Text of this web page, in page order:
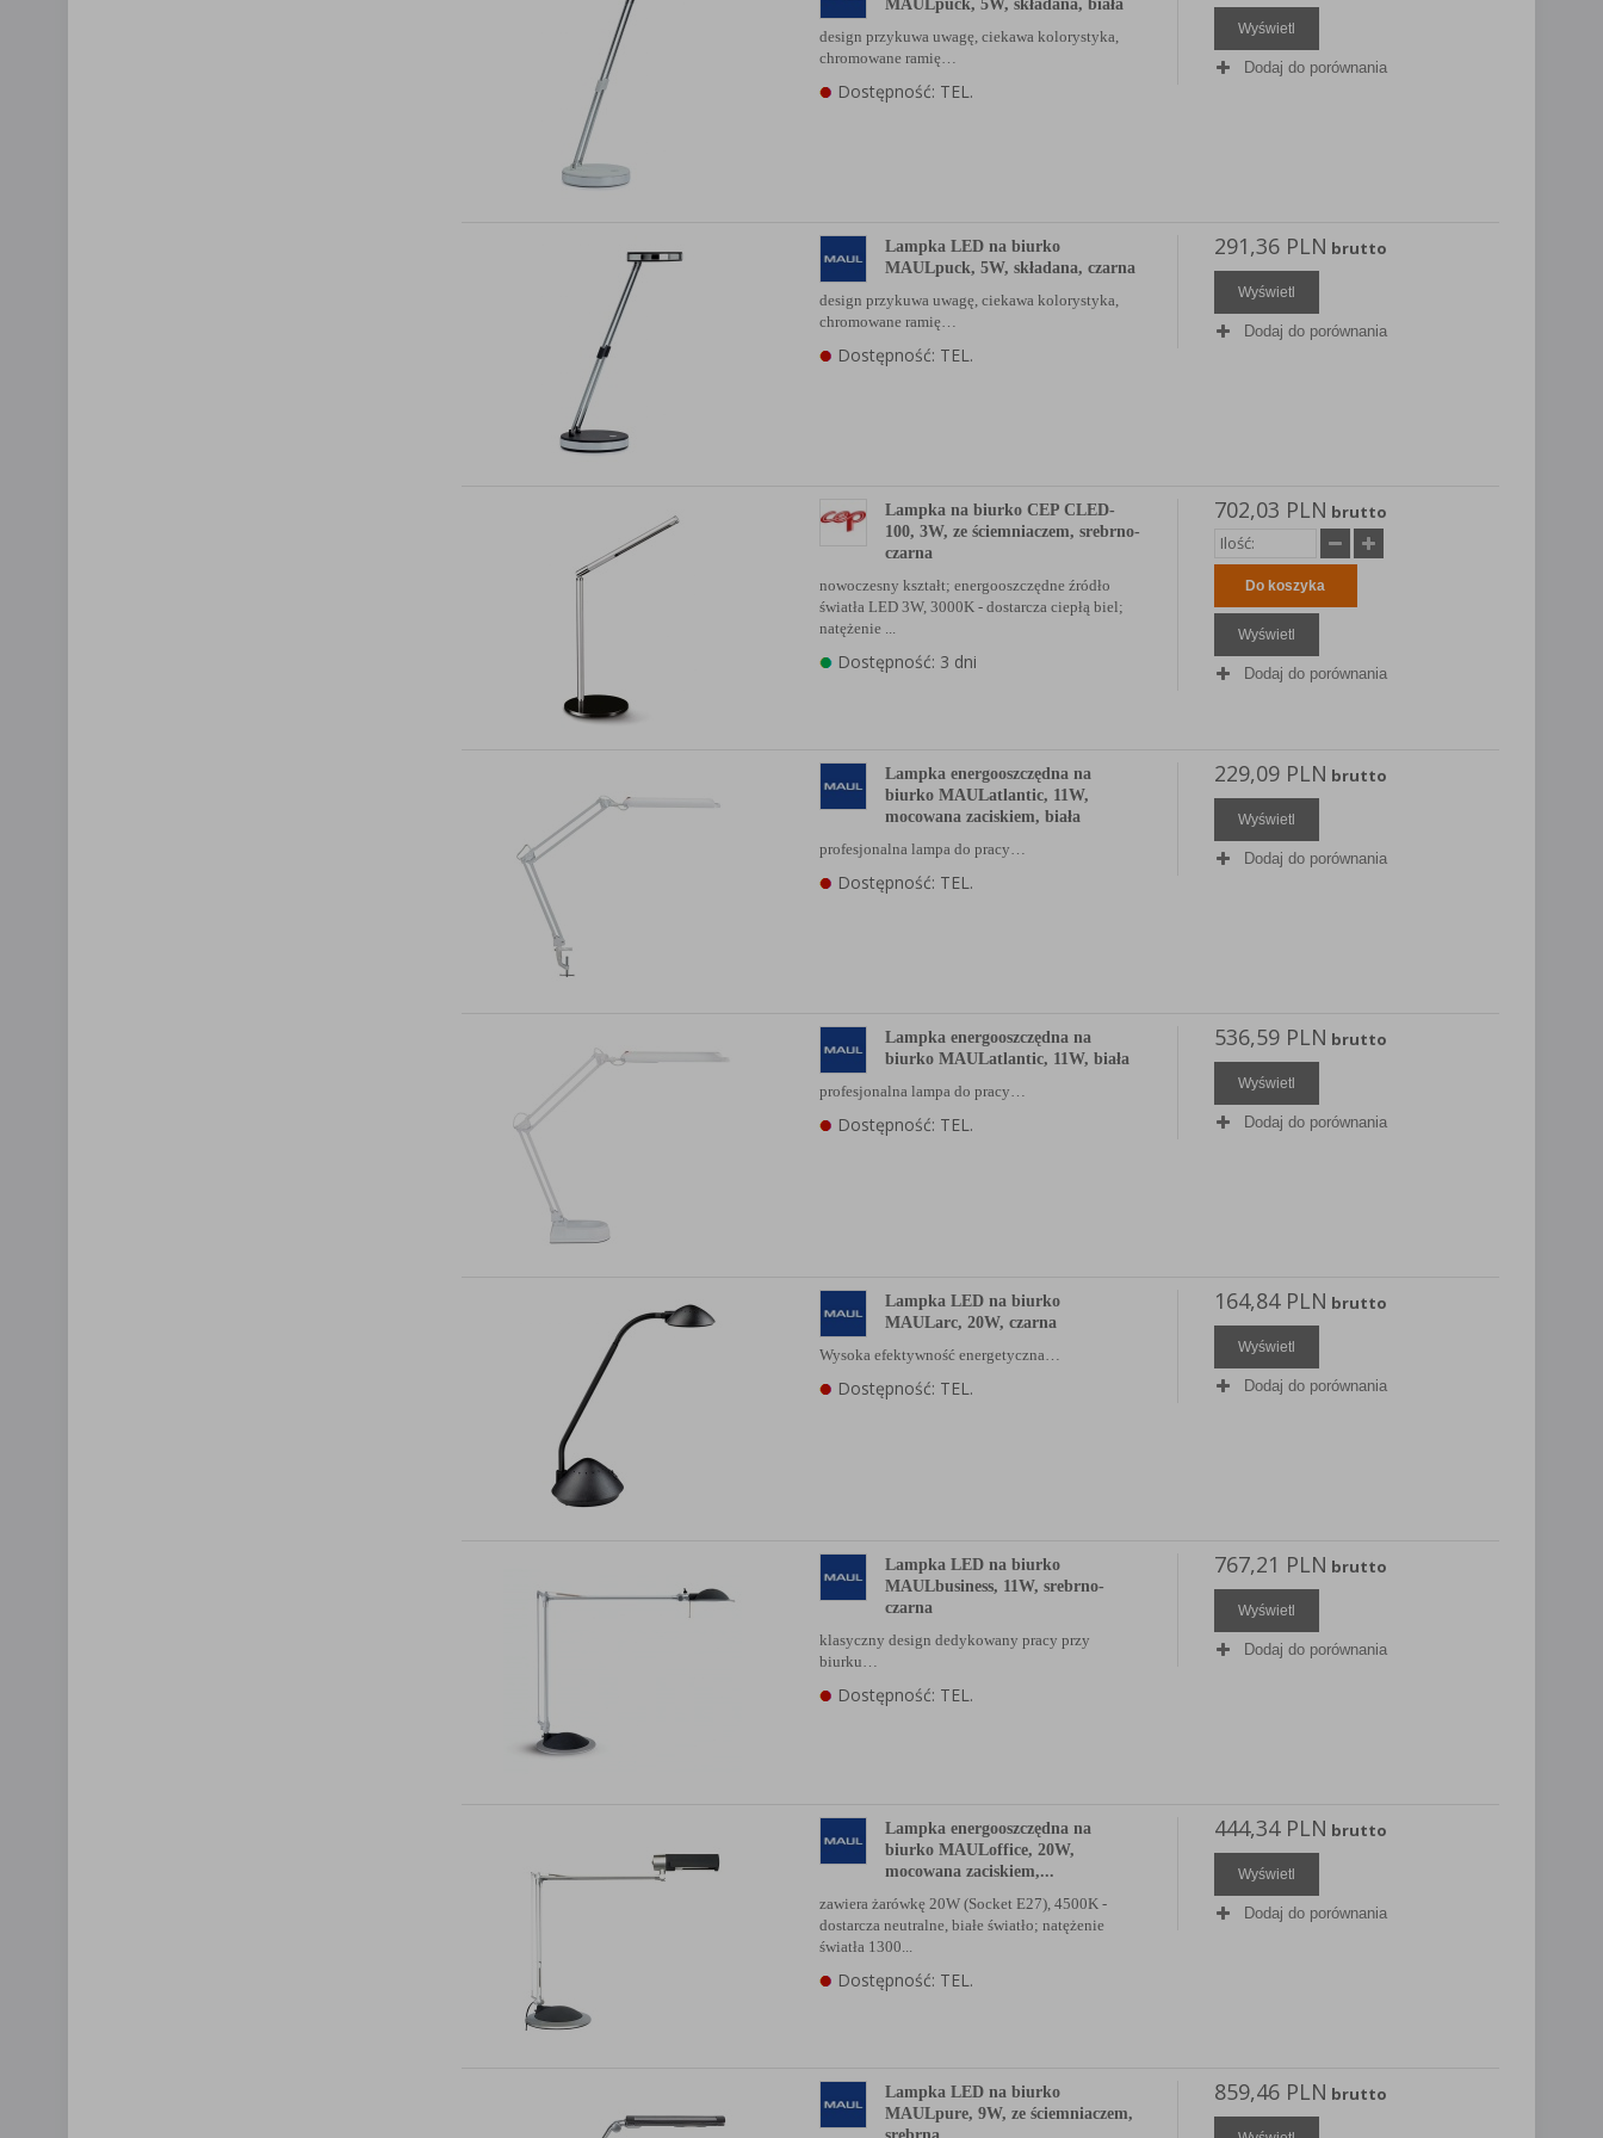
design przykuwa uwagę, ciekawa kolorystyka,
chromowane ramię…
Dostępność: TEL.
Wyświetl
Dodaj do porównania
Lampka LED na biurko
MAULpuck, 5W, składana, czarna
design przykuwa uwagę, ciekawa kolorystyka,
chromowane ramię…
Dostępność: TEL.
291,36 PLN brutto
Wyświetl
Dodaj do porównania
Lampka na biurko CEP CLED-
100, 3W, ze ściemniaczem, srebrno-
czarna
nowoczesny kształt; energooszczędne źródło
światła LED 3W, 3000K - dostarcza ciepłą biel;
natężenie ...
Dostępność: 3 dni
702,03 PLN brutto
Do koszyka
Wyświetl
Dodaj do porównania
Lampka energooszczędna na
biurko MAULatlantic, 11W,
mocowana zaciskiem, biała
profesjonalna lampa do pracy…
Dostępność: TEL.
229,09 PLN brutto
Wyświetl
Dodaj do porównania
Lampka energooszczędna na
biurko MAULatlantic, 11W, biała
profesjonalna lampa do pracy…
Dostępność: TEL.
536,59 PLN brutto
Wyświetl
Dodaj do porównania
Lampka LED na biurko
MAULarc, 20W, czarna
Wysoka efektywność energetyczna…
Dostępność: TEL.
164,84 PLN brutto
Wyświetl
Dodaj do porównania
Lampka LED na biurko
MAULbusiness, 11W, srebrno-
czarna
klasyczny design dedykowany pracy przy
biurku…
Dostępność: TEL.
767,21 PLN brutto
Wyświetl
Dodaj do porównania
Lampka energooszczędna na
biurko MAULoffice, 20W,
mocowana zaciskiem,...
zawiera żarówkę 20W (Socket E27), 4500K -
dostarcza neutralne, białe światło; natężenie
światła 1300...
Dostępność: TEL.
444,34 PLN brutto
Wyświetl
Dodaj do porównania
Lampka LED na biurko
MAULpure, 9W, ze ściemniaczem,
srebrna
859,46 PLN brutto
Lista Zaufanych Partnerów (rozwiń)